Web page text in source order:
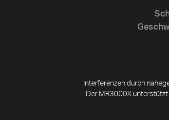
Interferenzen durch
Der MR3000X